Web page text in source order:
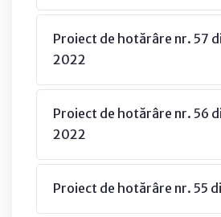
Proiect de hotărâre nr. 57
2022
Proiect de hotărâre nr. 56
2022
Proiect de hotărâre nr. 55